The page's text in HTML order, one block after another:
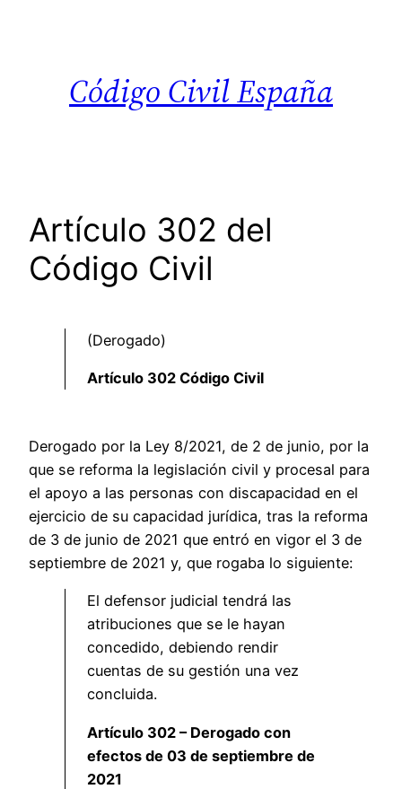
Código Civil España
Artículo 302 del
Código Civil
(Derogado)
Artículo 302 Código Civil
Derogado por la Ley 8/2021, de 2 de junio, por la
que se reforma la legislación civil y procesal para
el apoyo a las personas con discapacidad en el
ejercicio de su capacidad jurídica, tras la reforma
de 3 de junio de 2021 que entró en vigor el 3 de
septiembre de 2021 y, que rogaba lo siguiente:
El defensor judicial tendrá las
atribuciones que se le hayan
concedido, debiendo rendir
cuentas de su gestión una vez
concluida.
Artículo 302 – Derogado con
efectos de 03 de septiembre de
2021